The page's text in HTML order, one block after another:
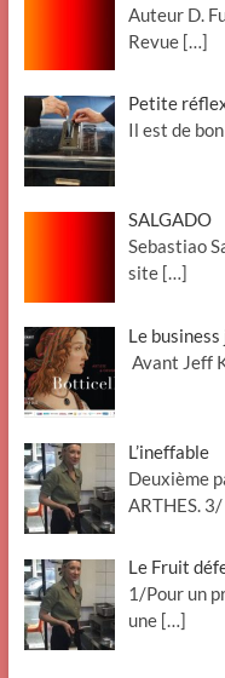
Auteur D.
Revue […]
Petite
Il est de
SALGADO
Sebastiao
site […]
Le
Avant Jeff
L’ineffable
Deuxième
ARTHES. 3/
Le Fruit
1/Pour un
une […]